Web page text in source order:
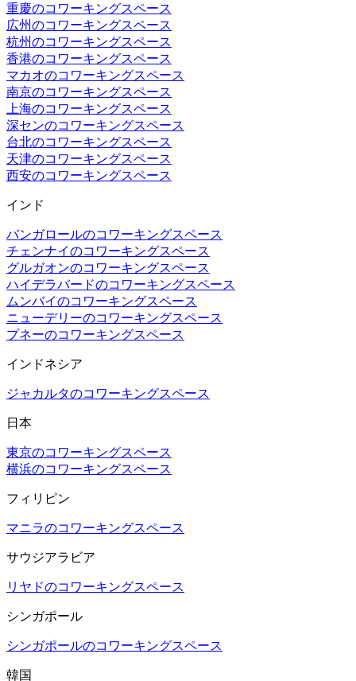
重慶のコワーキングスペース
広州のコワーキングスペース
杭州のコワーキングスペース
香港のコワーキングスペース
マカオのコワーキングスペース
南京のコワーキングスペース
上海のコワーキングスペース
深センのコワーキングスペース
台北のコワーキングスペース
天津のコワーキングスペース
西安のコワーキングスペース
インド
バンガロールのコワーキングスペース
チェンナイのコワーキングスペース
グルガオンのコワーキングスペース
ハイデラバードのコワーキングスペース
ムンバイのコワーキングスペース
ニューデリーのコワーキングスペース
プネーのコワーキングスペース
インドネシア
ジャカルタのコワーキングスペース
日本
東京のコワーキングスペース
横浜のコワーキングスペース
フィリピン
マニラのコワーキングスペース
サウジアラビア
リヤドのコワーキングスペース
シンガポール
シンガポールのコワーキングスペース
韓国